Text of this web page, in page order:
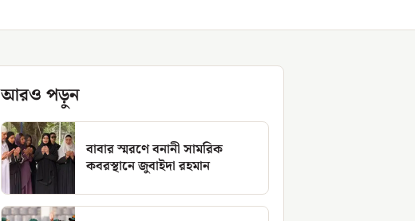
আরও পড়ুন
বাবার স্মরণে বনানী সামরিক
কবরস্থানে জুবাইদা রহমান